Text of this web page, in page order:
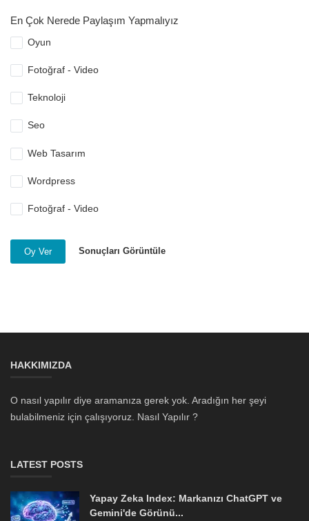
En Çok Nerede Paylaşım Yapmalıyız
Oyun
Fotoğraf - Video
Teknoloji
Seo
Web Tasarım
Wordpress
Fotoğraf - Video
Oy Ver Sonuçları Görüntüle
HAKKIMIZDA
O nasıl yapılır diye aramanıza gerek yok. Aradığın her şeyi
bulabilmeniz için çalışıyoruz. Nasıl Yapılır ?
LATEST POSTS
Yapay Zeka Index: Markanızı ChatGPT ve
Gemini'de Görünü...